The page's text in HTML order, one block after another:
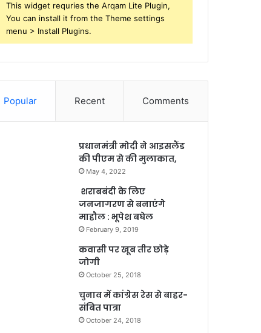
This widget requries the Arqam Lite Plugin,
You can install it from the Theme settings
menu > Install Plugins.
Popular Recent Comments
प्रधानमंत्री मोदी ने आइसलैंड
की पीएम से की मुलाकात,
May 4, 2022
शराबबंदी के लिए
जनजागरण से बनाएंगे
माहौल : भूपेश बघेल
February 9, 2019
कवासी पर खूब तीर छोड़े
जोगी
October 25, 2018
चुनाव में कांग्रेस रेस से बाहर-
संबित पात्रा
October 24, 2018